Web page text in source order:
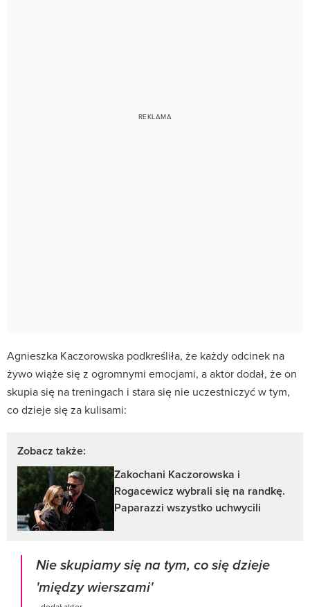
Agnieszka Kaczorowska podkreśliła, że każdy odcinek na
żywo wiąże się z ogromnymi emocjami, a aktor dodał, że on
skupia się na treningach i stara się nie uczestniczyć w tym,
co dzieje się za kulisami:
Zobacz także:
Zakochani Kaczorowska i
Rogacewicz wybrali się na randkę.
Paparazzi wszystko uchwycili
Nie skupiamy się na tym, co się dzieje
'między wierszami'